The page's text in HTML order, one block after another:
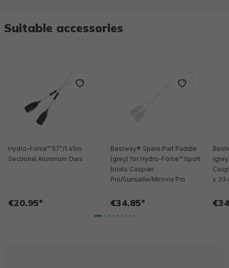
Suitable accessories
Hydro-Force™ 57"/1.45m
Sectional Aluminum Oars
€20.95*
Bestway® Spare Part Paddle
(grey) for Hydro-Force™ Sport
boats Caspian
Pro/Sunsaille/Mirovia Pro
€34.85*
x 33